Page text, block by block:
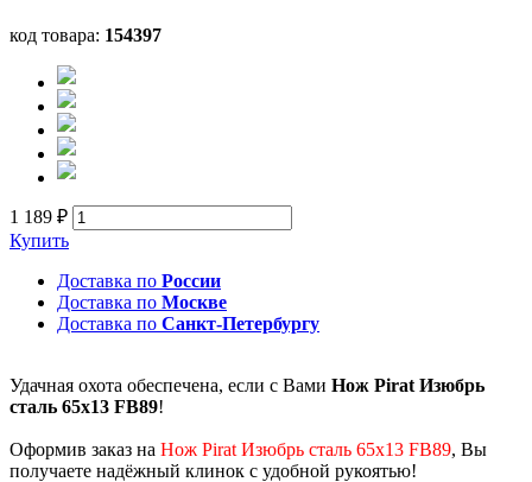
код товара: 154397
1 189 ₽
Купить
Доставка по России
Доставка по Москве
Доставка по Санкт-Петербургу
Удачная охота обеспечена, если с Вами Нож Pirat Изюбрь
сталь 65х13 FB89!
Оформив заказ на Нож Pirat Изюбрь сталь 65х13 FB89, Вы
получаете надёжный клинок с удобной рукоятью!